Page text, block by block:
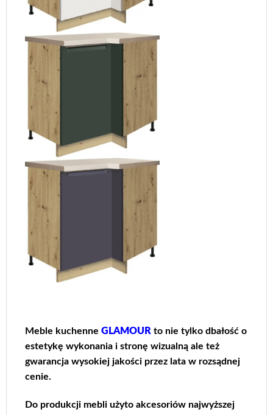
Meble kuchenne GLAMOUR to nie tylko dbałość o
estetykę wykonania i stronę wizualną ale też
gwarancja wysokiej jakości przez lata w rozsądnej
cenie.
Do produkcji mebli użyto akcesoriów najwyższej